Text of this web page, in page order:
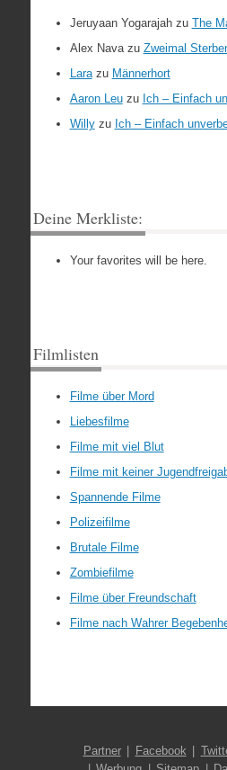
Jeruyaan Yogarajahzu The
Alex Navazu Zweimal
Larazu Männerhort
Aaron Leuzu Ich – Einfach
Willyzu Ich – Einfach
Deine Merkliste:
Your favorites will be here.
Filmlisten
Filme über Mord
Liebesfilme
Filme mit viel Blut
Filme mit keiner
Spannende Filme
Polizeifilme
Brutale Filme
Zombiefilme
Filme über Freundschaft
Filme nach Wahrer
Partner Facebook